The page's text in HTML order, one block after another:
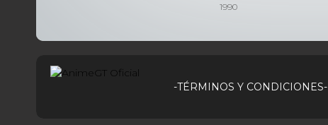
1990
-TÉRMINOS Y CONDICIONES-